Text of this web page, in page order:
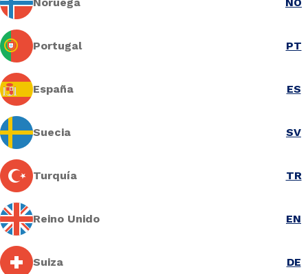
Portugal PT
España ES
Suecia SV
Turquía TR
Reino Unido EN
Suiza DE